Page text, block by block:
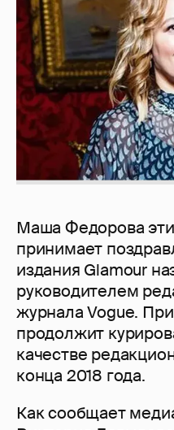
Маша Федорова
принимает
издания Glamour
руководителем
журнала Vogue.
продолжит
качестве
конца 2018 года.
Как сообщает